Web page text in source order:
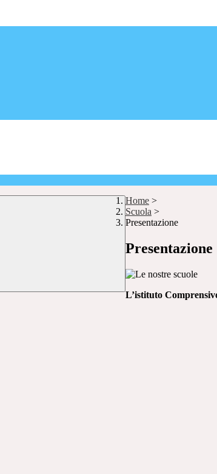
Home >
Scuola >
Presentazione
Presentazione
L’istituto